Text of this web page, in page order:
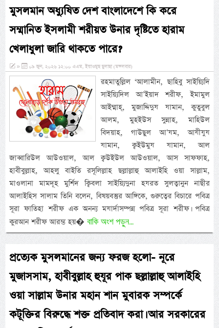
মুসলমান অধ্যুষিত দেশ বাংলাদেশে কি করে
সম্মানিত ইসলামী শরীয়ত উনার দৃষ্টিতে হারাম
খেলাধুলা জারি থাকতে পারে?
» ০৯ জুন, ২০২৬ ১২:০০ এএম, ইয়াওমুছ ছুলাছা (মঙ্গলবার)
রহমাতুল্লিল ‘আলামীন, ছাহিবু সাইয়্যিদি
সাইয়্যিদিল আ’ইয়াদ শরীফ, ইমামুল
আইম্মাহ্, মুজাদ্দিদুয যামান, কুতুবুল
আলম, মুহইউস সুন্নাহ, মাহিউল
বিদয়াহ, গাউছুল আ’যম, আযীযুয
যামান, ক্বইউমুয যামান, আল
জাব্বারিউল আউওয়াল, আল ক্বউইউল আউওয়াল, আস সাফফাহ,
হাবীবুল্লাহ, আহলু বাইতি রসূলিল্লাহ ছল্লাল্লাহু আলাইহি ওয়া সাল্লাম,
মাওলানা মামদূহ মুর্শিদ ক্বিবলা সাইয়্যিদুনা হযরত সুলত্বানুন নাছীর
আলাইহিস সালাম তিনি বলেন, বিষয়বস্তুর আঙ্গিকে, গুরুত্বের বিচারে পবিত্র
সূরা ফাতিহা শরীফ এক অনন্য মযার্দাসম্পন্ন পবিত্র সূরা শরীফ। পবিত্র
কুরআন শরীফ আরম্ভ হয়�বাকি অংশ পড়ুন...
প্রত্যেক মুসলমানের জন্য ফরজ হলো- নূরে
মুজাসসাম, হাবীবুল্লাহ হুযূর পাক ছল্লাল্লাহু আলাইহি
ওয়া সাল্লাম উনার মহান শান মুবারক সম্পর্কে
কটূক্তির বিরুদ্ধে শক্ত প্রতিবাদ করা। আর সরকারের